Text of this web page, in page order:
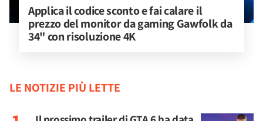
Applica il codice sconto e fai calare il
prezzo del monitor da gaming Gawfolk da
34" con risoluzione 4K
LE NOTIZIE PIÙ LETTE